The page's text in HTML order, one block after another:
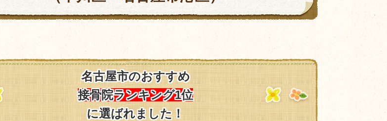
名古屋市のおすすめ
接骨院ランキング1位
に選ばれました！